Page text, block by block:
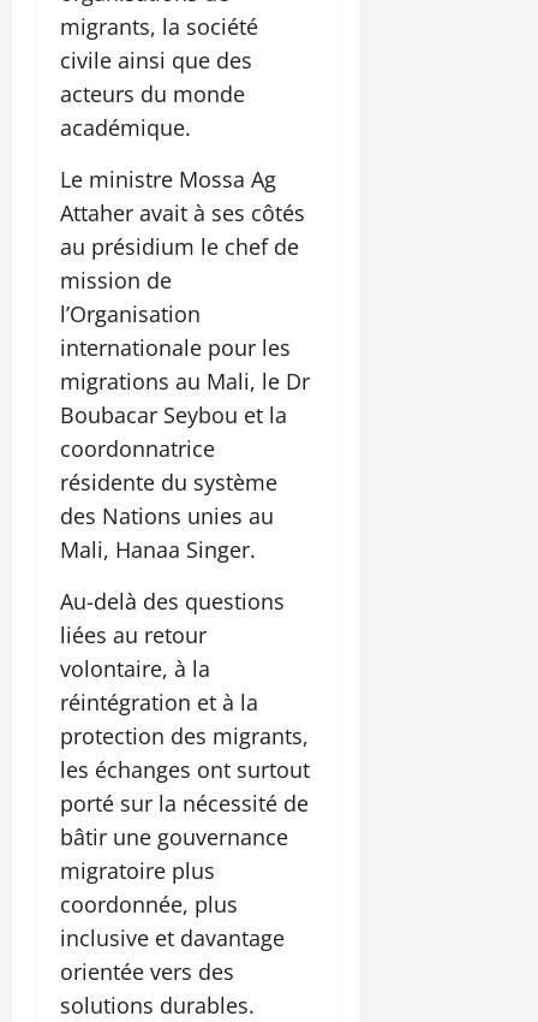
migrants, la société
civile ainsi que des
acteurs du monde
académique.
Le ministre Mossa Ag
Attaher avait à ses côtés
au présidium le chef de
mission de
l’Organisation
internationale pour les
migrations au Mali, le Dr
Boubacar Seybou et la
coordonnatrice
résidente du système
des Nations unies au
Mali, Hanaa Singer.
Au-delà des questions
liées au retour
volontaire, à la
réintégration et à la
protection des migrants,
les échanges ont surtout
porté sur la nécessité de
bâtir une gouvernance
migratoire plus
coordonnée, plus
inclusive et davantage
orientée vers des
solutions durables.